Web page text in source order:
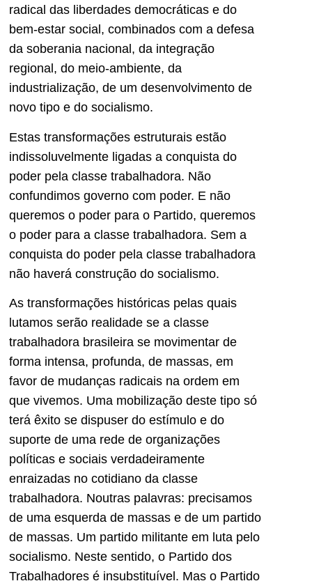
radical das liberdades democráticas e do
bem-estar social, combinados com a defesa
da soberania nacional, da integração
regional, do meio-ambiente, da
industrialização, de um desenvolvimento de
novo tipo e do socialismo.
Estas transformações estruturais estão
indissoluvelmente ligadas a conquista do
poder pela classe trabalhadora. Não
confundimos governo com poder. E não
queremos o poder para o Partido, queremos
o poder para a classe trabalhadora. Sem a
conquista do poder pela classe trabalhadora
não haverá construção do socialismo.
As transformações históricas pelas quais
lutamos serão realidade se a classe
trabalhadora brasileira se movimentar de
forma intensa, profunda, de massas, em
favor de mudanças radicais na ordem em
que vivemos. Uma mobilização deste tipo só
terá êxito se dispuser do estímulo e do
suporte de uma rede de organizações
políticas e sociais verdadeiramente
enraizadas no cotidiano da classe
trabalhadora. Noutras palavras: precisamos
de uma esquerda de massas e de um partido
de massas. Um partido militante em luta pelo
socialismo. Neste sentido, o Partido dos
Trabalhadores é insubstituível. Mas o Partido